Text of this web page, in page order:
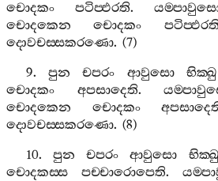
චොදකං
පටිප‍්ඵරති.
චොදකෙන
චොදකං පටිප‍්ඵරති
දොවචස‍්සකරණො. (7)
9.පුන චපරං ආවුසො භික‍්ඛු
චොදකං
අපසාදෙති.
චොදකෙන
චොදකං
දොවචස‍්සකරණො. (8)
10. පුන චපරං ආවුසො භික‍්ඛු
චොදකස‍්ස
පච‍්චාරොපෙති.